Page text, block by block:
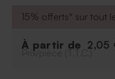
votre fils ou fille et de
bienvenues.
15% offerts* sur tout
À partir de 2,05
Prix/pièce (T.T.C.)